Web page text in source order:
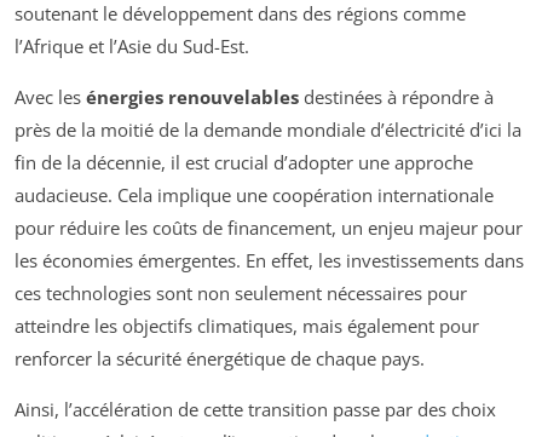
soutenant le développement dans des régions comme
l’Afrique et l’Asie du Sud-Est.
Avec les énergies renouvelables destinées à répondre à
près de la moitié de la demande mondiale d’électricité d’ici la
fin de la décennie, il est crucial d’adopter une approche
audacieuse. Cela implique une coopération internationale
pour réduire les coûts de financement, un enjeu majeur pour
les économies émergentes. En effet, les investissements dans
ces technologies sont non seulement nécessaires pour
atteindre les objectifs climatiques, mais également pour
renforcer la sécurité énergétique de chaque pays.
Ainsi, l’accélération de cette transition passe par des choix